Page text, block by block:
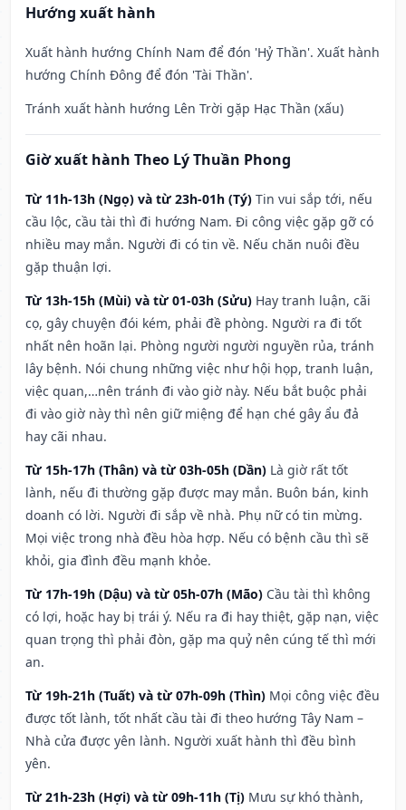
Hướng xuất hành
Xuất hành hướng Chính Nam để đón 'Hỷ Thần'. Xuất hành
hướng Chính Đông để đón 'Tài Thần'.
Tránh xuất hành hướng Lên Trời gặp Hạc Thần (xấu)
Giờ xuất hành Theo Lý Thuần Phong
Từ 11h-13h (Ngọ) và từ 23h-01h (Tý) Tin vui sắp tới, nếu
cầu lộc, cầu tài thì đi hướng Nam. Đi công việc gặp gỡ có
nhiều may mắn. Người đi có tin về. Nếu chăn nuôi đều
gặp thuận lợi.
Từ 13h-15h (Mùi) và từ 01-03h (Sửu) Hay tranh luận, cãi
cọ, gây chuyện đói kém, phải đề phòng. Người ra đi tốt
nhất nên hoãn lại. Phòng người người nguyền rủa, tránh
lây bệnh. Nói chung những việc như hội họp, tranh luận,
việc quan,…nên tránh đi vào giờ này. Nếu bắt buộc phải
đi vào giờ này thì nên giữ miệng để hạn ché gây ẩu đả
hay cãi nhau.
Từ 15h-17h (Thân) và từ 03h-05h (Dần) Là giờ rất tốt
lành, nếu đi thường gặp được may mắn. Buôn bán, kinh
doanh có lời. Người đi sắp về nhà. Phụ nữ có tin mừng.
Mọi việc trong nhà đều hòa hợp. Nếu có bệnh cầu thì sẽ
khỏi, gia đình đều mạnh khỏe.
Từ 17h-19h (Dậu) và từ 05h-07h (Mão) Cầu tài thì không
có lợi, hoặc hay bị trái ý. Nếu ra đi hay thiệt, gặp nạn, việc
quan trọng thì phải đòn, gặp ma quỷ nên cúng tế thì mới
an.
Từ 19h-21h (Tuất) và từ 07h-09h (Thìn) Mọi công việc đều
được tốt lành, tốt nhất cầu tài đi theo hướng Tây Nam –
Nhà cửa được yên lành. Người xuất hành thì đều bình
yên.
Từ 21h-23h (Hợi) và từ 09h-11h (Tị) Mưu sự khó thành,